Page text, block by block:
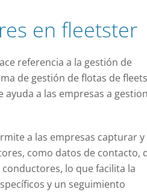
en fleetster
referencia a la gestión de
de gestión de flotas de
a las empresas a
a las empresas capturar y
como datos de contacto,
lo que facilita la
y un seguimiento